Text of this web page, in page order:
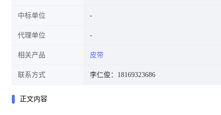
中标单位
代理单位
相关产品 皮带
联系方式 李仁俊：18169323686
正文内容